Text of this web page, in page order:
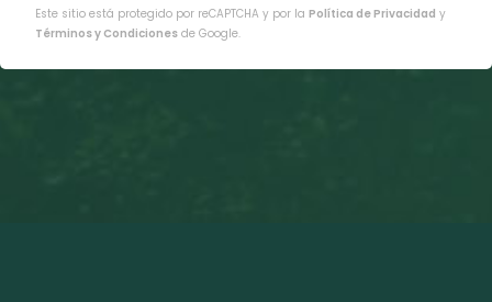
Este sitio está protegido por reCAPTCHA y por la Política de Privacidad y
Términos y Condiciones de Google.